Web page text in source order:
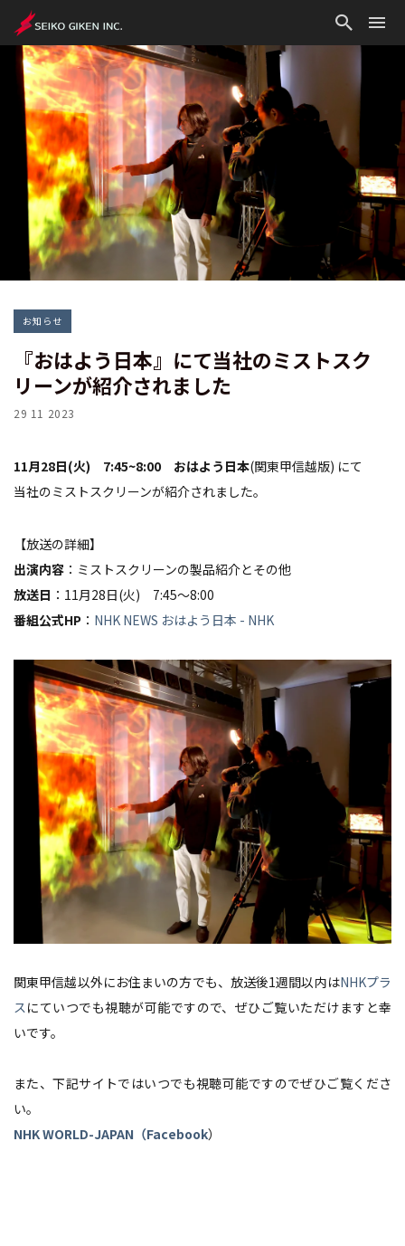
お知らせ
『おはよう日本』にて当社のミストスク
リーンが紹介されました
29 11 2023
11月28日(火) 7:45~8:00 おはよう日本(関東甲信越版) にて
当社のミストスクリーンが紹介されました。
【放送の詳細】
出演内容 ：ミストスクリーンの製品紹介とその他
放送日 ：11月28日(火) 7:45～8:00
番組公式HP ： NHK NEWS おはよう日本 - NHK
関東甲信越以外にお住まいの方でも、放送後1週間以内はNHKプラ
ス にていつでも視聴が可能ですので、ぜひご覧いただけますと幸
いです。
また、下記サイトではいつでも視聴可能ですのでぜひご覧くださ
い。
NHK WORLD-JAPAN（Facebook）